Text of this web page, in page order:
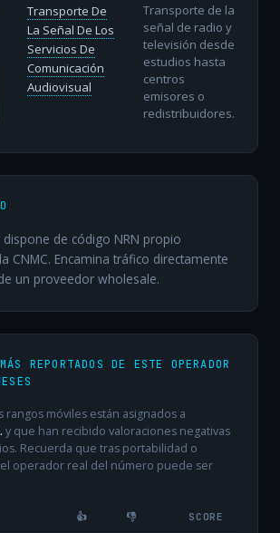
Transporte De
La Señal De Los
Servicios De
Comunicación
Audiovisual
Transporte de la
señal de radio y
televisión desde
estudios hasta
centros
emisores o
redistribuidores.
de código NRN propio
CNMC. Encamina tráfico directamente
un proveedor wholesale.
REPORTADOS DE ESTE OPERADOR
rangos móviles están asignados a
y que han recibido valoraciones negativas
Recuerda que tras portabilidad o
operador real del número puede ser
👍 👎 SCORE